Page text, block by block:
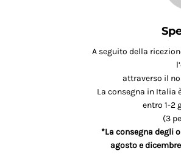
A seguito della
attraverso il
La consegna in Italia
entro 1-2
(3
*La consegna degli
agosto e